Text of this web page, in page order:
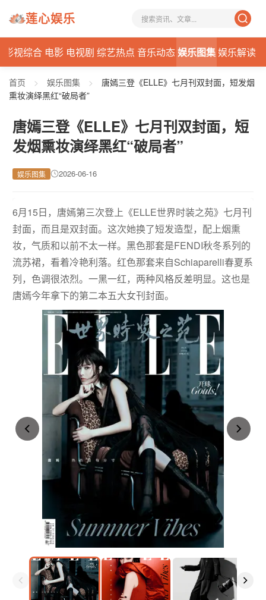
莲心娱乐
影视综合 电影 电视剧 综艺热点 音乐动态娱乐图集娱乐解读
首页 > 娱乐图集 >
唐嫣三登《ELLE》七月刊双封面，短发烟
熏妆演绎黑红“破局者”
唐嫣三登《ELLE》七月刊双封面，短
发烟熏妆演绎黑红“破局者”
娱乐图集 2026-06-16
6月15日，唐嫣第三次登上《ELLE世界时装之苑》七月刊
封面，而且是双封面。这次她换了短发造型，配上烟熏
妆，气质和以前不太一样。黑色那套是FENDI秋冬系列的
流苏裙，看着冷艳利落。红色那套来自Schiaparelli春夏系
列，色调很浓烈。一黑一红，两种风格反差明显。这也是
唐嫣今年拿下的第二本五大女刊封面。